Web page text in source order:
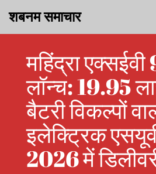
शबनम समाचार
महिंद्रा
लॉन्च: 19.95
बैटरी विकल्पों
इलेक्ट्रिक
2026 में